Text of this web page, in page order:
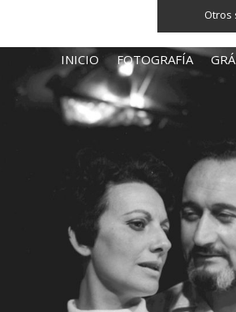
Otros
INICIO FOTOGRAFÍA